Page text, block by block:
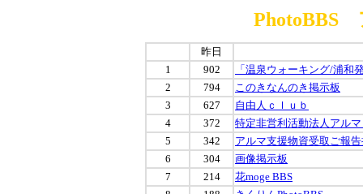
PhotoBBS
昨日
1
902
「温泉ウォーキング/浦和
2
794
このきなんのき掲示板
3
627
自由人ｃｌｕｂ
4
372
特定非営利活動法人アル
5
342
アルマ支援物資受取ご報
6
304
画像掲示板
7
214
花moge BBS